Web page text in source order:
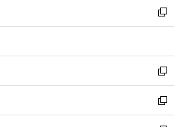
く
で
開
ド
ウ
開
く
ィ
ン
ウ
で
開
く
い
ウ
ン
ド
ウ
で
開
新
し
ウ
ィ
ン
ド
ウ
新
し
い
ウ
新
し